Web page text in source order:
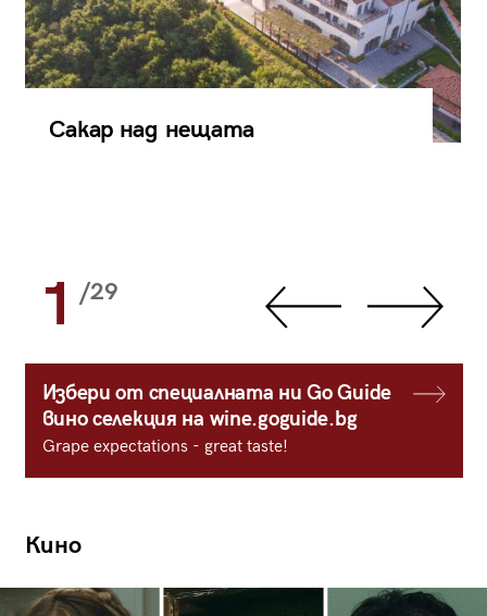
Сакар над нещата
1 /29
Избери от специалната ни Go Guide
вино селекция на wine.goguide.bg
Grape expectations - great taste!
Кино